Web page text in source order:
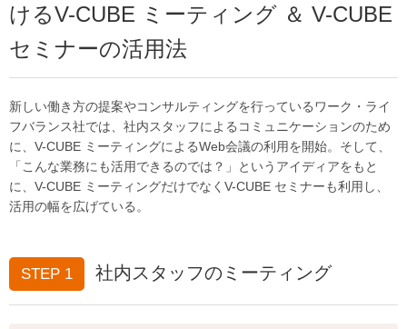
けるV-CUBE ミーティング ＆ V-CUBE
セミナーの活用法
新しい働き方の提案やコンサルティングを行っているワーク・ライ
フバランス社では、社内スタッフによるコミュニケーションのため
に、V-CUBE ミーティングによるWeb会議の利用を開始。そして、
「こんな業務にも活用できるのでは？」というアイディアをもと
に、V-CUBE ミーティングだけでなくV-CUBE セミナーも利用し、
活用の幅を広げている。
STEP 1 社内スタッフのミーティング